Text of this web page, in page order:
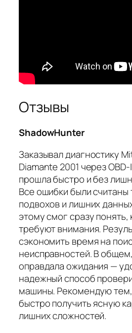
Отзывы
ShadowHunter
Заказывал диагностику
Diamante 2001 через
прошла быстро и без
Все ошибки были считаны
подвохов и лишних
этому смог сразу понять,
требуют внимания.
сэкономить время на
неисправностей. В
оправдала ожидания —
надежный способ
машины. Рекомендую тем,
быстро получить ясную
лишних сложностей.